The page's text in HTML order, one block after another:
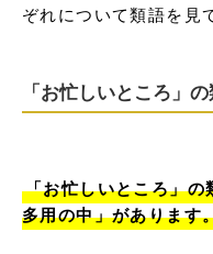
ぞれについて類語を見
「お忙しいところ」
「お忙しいところ」
多用の中」があります